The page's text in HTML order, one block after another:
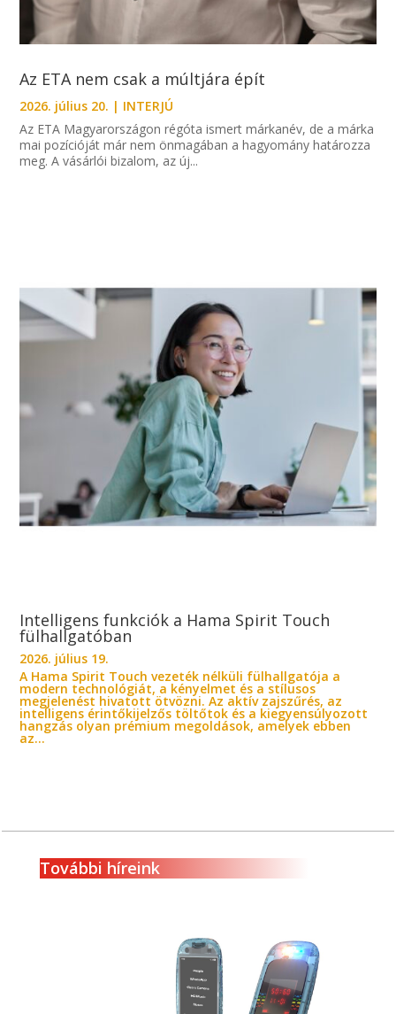
Az ETA nem csak a múltjára épít
2026. július 20. | INTERJÚ
Az ETA Magyarországon régóta ismert márkanév, de a márka
mai pozícióját már nem önmagában a hagyomány határozza
meg. A vásárlói bizalom, az új...
Intelligens funkciók a Hama Spirit Touch
fülhallgatóban
2026. július 19.
A Hama Spirit Touch vezeték nélküli fülhallgatója a
modern technológiát, a kényelmet és a stílusos
megjelenést hivatott ötvözni. Az aktív zajszűrés, az
intelligens érintőkijelzős töltőtok és a kiegyensúlyozott
hangzás olyan prémium megoldások, amelyek ebben
az...
További híreink